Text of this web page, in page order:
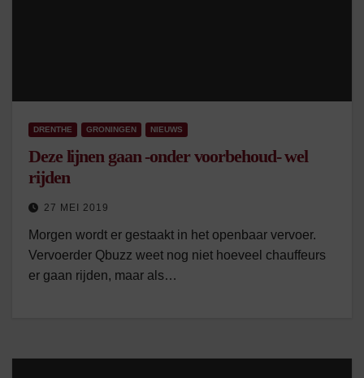
DRENTHE GRONINGEN NIEUWS
Deze lijnen gaan -onder voorbehoud- wel
rijden
27 MEI 2019
Morgen wordt er gestaakt in het openbaar vervoer.
Vervoerder Qbuzz weet nog niet hoeveel chauffeurs
er gaan rijden, maar als…